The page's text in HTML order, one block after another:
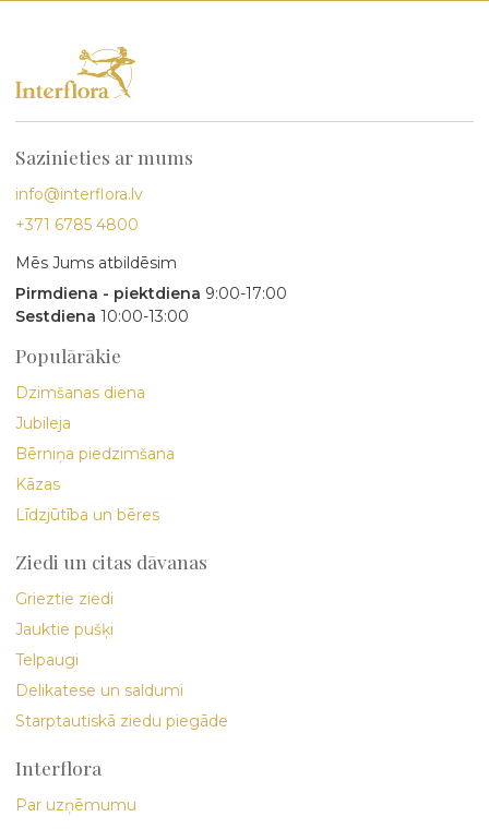
Sazinieties ar mums
info@interflora.lv
+371 6785 4800
Mēs Jums atbildēsim
Pirmdiena - piektdiena 9:00-17:00
Sestdiena 10:00-13:00
Populārākie
Dzimšanas diena
Jubileja
Bērniņa piedzimšana
Kāzas
Līdzjūtība un bēres
Ziedi un citas dāvanas
Grieztie ziedi
Jauktie pušķi
Telpaugi
Delikatese un saldumi
Starptautiskā ziedu piegāde
Interflora
Par uzņēmumu